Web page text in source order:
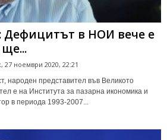
Дефицитът в НОИ вече е
27 ноември 2020, 22:21
народен представител във Великото
е на Института за пазарна икономика и
в периода 1993-2007...